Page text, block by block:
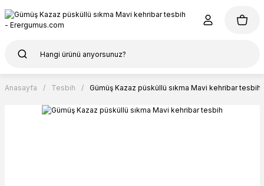
Anasayfa Tesbih Gümüş Kazaz püsküllü sıkma Mavi kehribar tesbih